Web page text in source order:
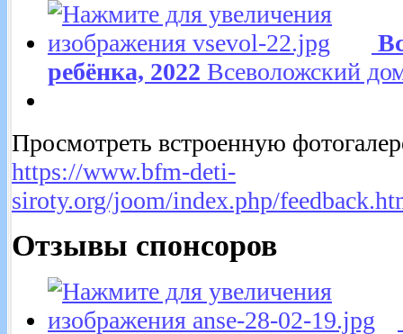
ребёнка, 2022 Всеволожский
Просмотреть встроенную
https://www.bfm-deti-
siroty.org/joom/index.php/
Отзывы спонсоров